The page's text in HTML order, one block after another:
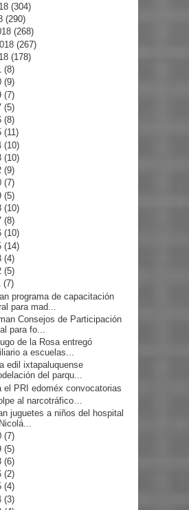
(304)
(290)
(268)
(267)
(178)
(8)
(9)
(7)
(5)
(8)
(11)
(10)
(10)
(9)
(7)
(5)
(10)
(8)
(10)
(14)
(4)
(5)
(7)
programa de capacitación
para mad...
Consejos de Participación
para fo...
de la Rosa entregó
a escuelas...
edil ixtapaluquense
del parqu...
el PRI edoméx convocatorias
al narcotráfico…
juguetes a niños del hospital
(7)
(5)
(6)
(2)
(4)
(3)